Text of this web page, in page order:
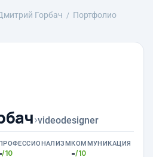
Горбач
Портфолио
›videodesigner
/10
КОММУНИКАЦИЯ
-/10